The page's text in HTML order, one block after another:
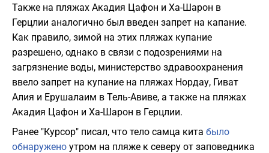
Также на пляжах Акадия Цафон и Ха-Шарон в
Герцлии аналогично был введен запрет на капание.
Как правило, зимой на этих пляжах купание
разрешено, однако в связи с подозрениями на
загрязнение воды, министерство здравоохранения
ввело запрет на купание на пляжах Нордау, Гиват
Алия и Ерушалаим в Тель-Авиве, а также на пляжах
Акадия Цафон и Ха-Шарон в Герцлии.
Ранее "Курсор" писал, что тело самца кита было
обнаружено утром на пляже к северу от заповедника